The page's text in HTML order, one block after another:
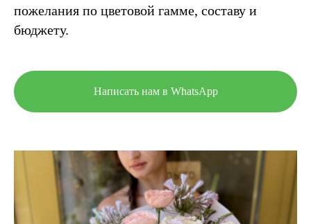
пожелания по цветовой гамме, составу и
бюджету.
Написать нам в WhatsApp